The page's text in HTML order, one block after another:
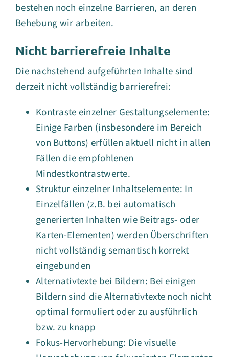
bestehen noch einzelne Barrieren, an deren
Behebung wir arbeiten.
Nicht barrierefreie Inhalte
Die nachstehend aufgeführten Inhalte sind
derzeit nicht vollständig barrierefrei:
Kontraste einzelner Gestaltungselemente:
Einige Farben (insbesondere im Bereich
von Buttons) erfüllen aktuell nicht in allen
Fällen die empfohlenen
Mindestkontrastwerte.
Struktur einzelner Inhaltselemente: In
Einzelfällen (z.B. bei automatisch
generierten Inhalten wie Beitrags- oder
Karten-Elementen) werden Überschriften
nicht vollständig semantisch korrekt
eingebunden
Alternativtexte bei Bildern: Bei einigen
Bildern sind die Alternativtexte noch nicht
optimal formuliert oder zu ausführlich
bzw. zu knapp
Fokus-Hervorhebung: Die visuelle